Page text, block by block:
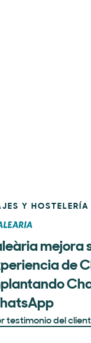
Y HOSTELERÍA
mejora
de
testimonio del